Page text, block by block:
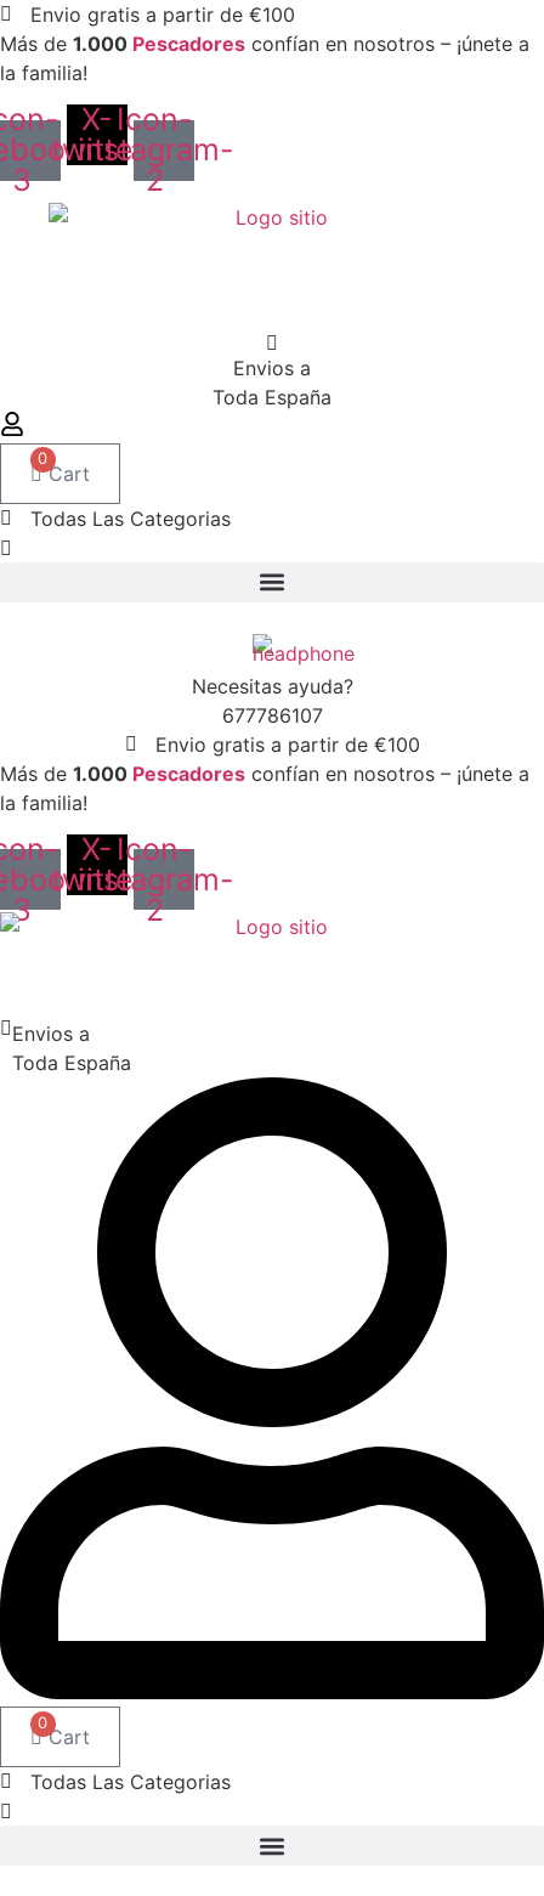
Ir
al
contenido
Envio gratis a partir de €100
Más de 1.000 Pescadores confían en nosotros – ¡únete a
la familia!
3
X-
twitter
Icon-
instagram-
2
Envios a
Toda España
0
Cart
Todas Las Categorias
Necesitas ayuda?
677786107
Envio gratis a partir de €100
Más de 1.000 Pescadores confían en nosotros – ¡únete a
la familia!
3
X-
twitter
Icon-
instagram-
2
Envios a
Toda España
0
Cart
Todas Las Categorias